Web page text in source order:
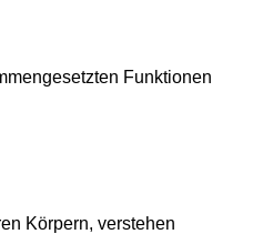
Funktionen
Körpern, verstehen